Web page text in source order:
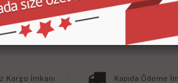
dakika basınç uygulayın.
bekleyin.
Kargo İmkanı Kapıda Ödeme